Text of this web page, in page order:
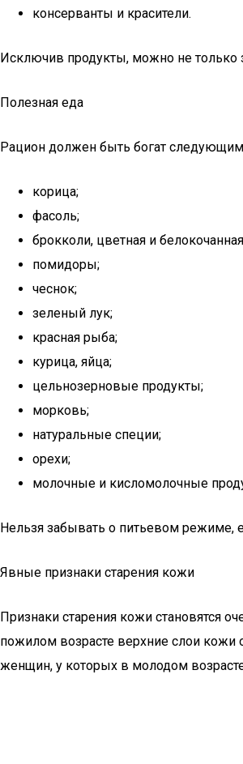
консерванты и красители.
Исключив продукты, можно не только
Полезная еда
Рацион должен быть богат
корица;
фасоль;
брокколи, цветная и
помидоры;
чеснок;
зеленый лук;
красная рыба;
курица, яйца;
цельнозерновые продукты;
морковь;
натуральные специи;
орехи;
молочные и кисломолочные
Нельзя забывать о питьевом режиме,
Явные признаки старения кожи
Признаки старения кожи становятся
пожилом возрасте верхние слои кожи
женщин, у которых в молодом